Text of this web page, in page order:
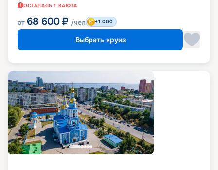
ОСТАЛАСЬ 1 КАЮТА
от 68 600 ₽ /чел +1 000
Выбрать круиз